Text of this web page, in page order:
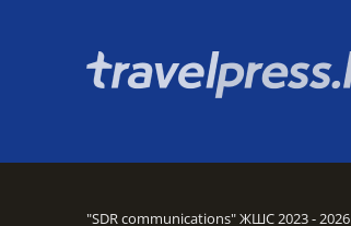
"SDR communications" ЖШС 2023 - 2026